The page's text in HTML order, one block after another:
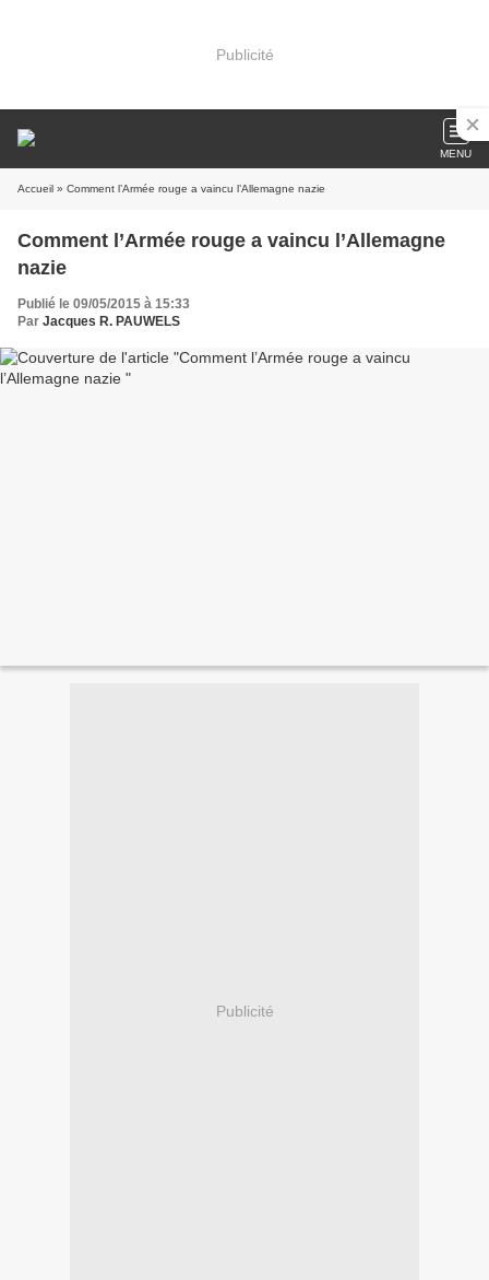
Publicité
MENU
Accueil » Comment l’Armée rouge a vaincu l’Allemagne nazie
Comment l’Armée rouge a vaincu l’Allemagne
nazie
Publié le 09/05/2015 à 15:33
Par Jacques R. PAUWELS
Publicité